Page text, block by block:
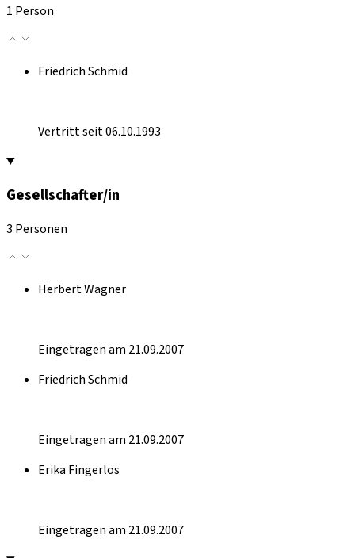
1 Person
Friedrich Schmid
Vertritt seit 06.10.1993
Gesellschafter/in
3 Personen
Herbert Wagner
Eingetragen am 21.09.2007
Friedrich Schmid
Eingetragen am 21.09.2007
Erika Fingerlos
Eingetragen am 21.09.2007